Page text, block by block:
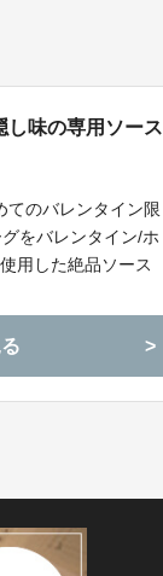
し味の専用ソース
てのバレンタイン限
をバレンタイン/ホ
用した絶品ソース